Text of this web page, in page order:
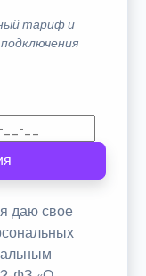
тариф и
даю свое